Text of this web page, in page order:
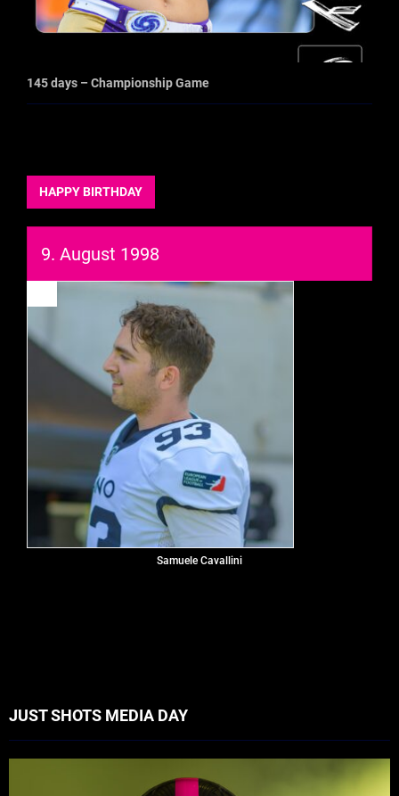
145 days – Championship Game
HAPPY BIRTHDAY
9. August 1998
Samuele Cavallini
JUST SHOTS MEDIA DAY